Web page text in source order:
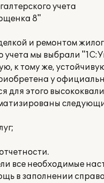
учета
8"
и ремонтом
учета мы выбрали
к тому же,
у
для этого
все необходимые
в заполнении